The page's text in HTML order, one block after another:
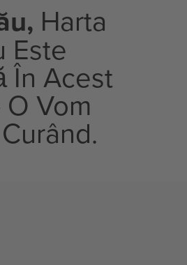
Harta
Este
În Acest
Vom